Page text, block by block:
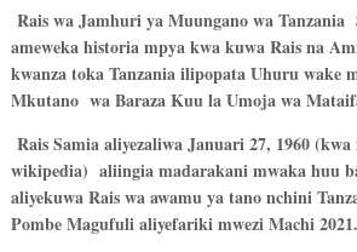
Rais wa Jamhuri ya Muungano wa Tanzania
ameweka historia mpya kwa kuwa Rais na
kwanza toka Tanzania ilipopata Uhuru wake
Mkutano wa Baraza Kuu la Umoja wa
Rais Samia aliyezaliwaJanuari 27, 1960
wikipedia) aliingia madarakani mwaka huu
aliyekuwa Rais wa awamu ya tano nchini
Pombe Magufuli aliyefariki mwezi Machi 2021.